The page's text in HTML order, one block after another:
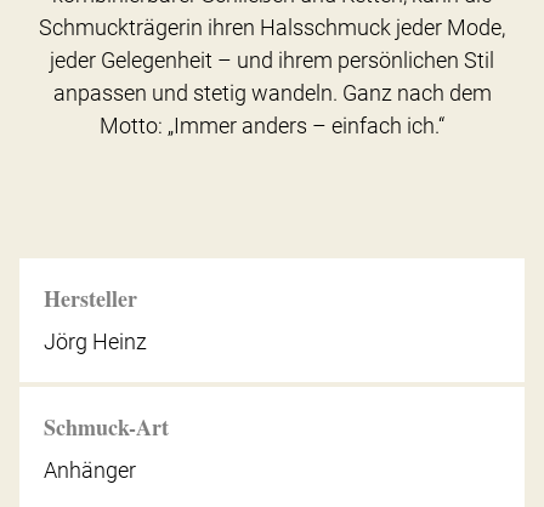
Hersteller
Jörg Heinz
Schmuck-Art
Anhänger
Schmuckträgerin ihren Halsschmuck jeder Mode,
jeder Gelegenheit – und ihrem persönlichen Stil
anpassen und stetig wandeln. Ganz nach dem
Motto: „Immer anders – einfach ich.“